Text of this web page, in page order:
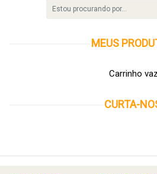
MEUS
Carrinho
CURTA-